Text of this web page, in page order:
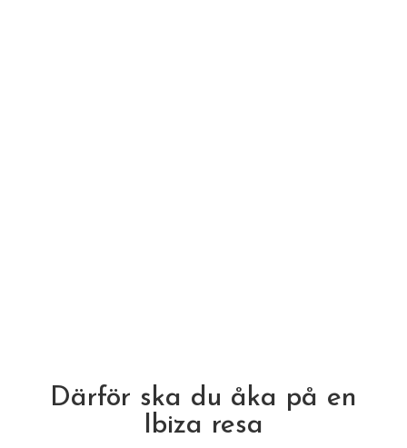
Därför ska du åka på en
Ibiza resa